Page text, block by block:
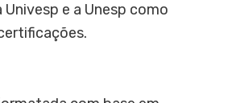
e a Unesp como